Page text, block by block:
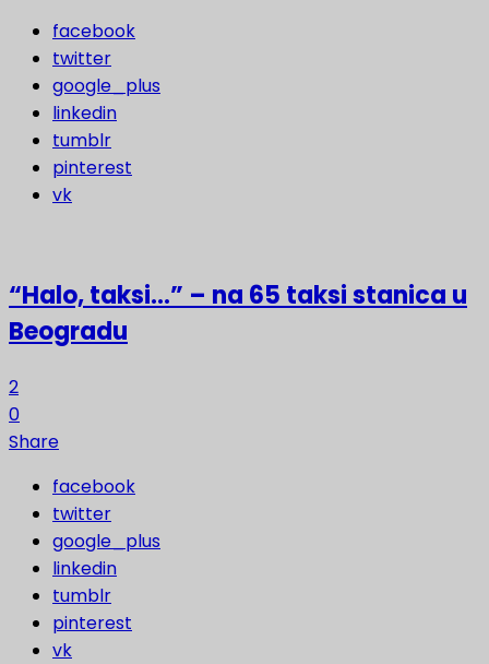
facebook
twitter
google_plus
linkedin
tumblr
pinterest
vk
“Halo, taksi…” – na 65 taksi stanica u
Beogradu
2
0
Share
facebook
twitter
google_plus
linkedin
tumblr
pinterest
vk